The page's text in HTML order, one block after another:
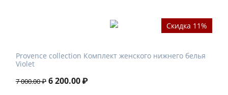
Скидка 11%
Provence collection Комплект женского нижнего белья
Violet
7 000.00₽ 6 200.00₽